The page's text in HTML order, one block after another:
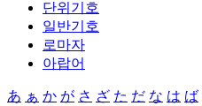
단위기호
일반기호
로마자
아랍어
あ ぁ か が さ ざ た だ な は ば